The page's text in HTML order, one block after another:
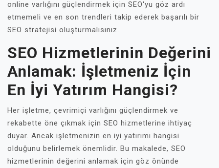
online varlığını güçlendirmek için SEO'yu göz ardı
etmemeli ve en son trendleri takip ederek başarılı bir
SEO stratejisi oluşturmalısınız.
SEO Hizmetlerinin Değerini
Anlamak: İşletmeniz İçin
En İyi Yatırım Hangisi?
Her işletme, çevrimiçi varlığını güçlendirmek ve
rekabette öne çıkmak için SEO hizmetlerine ihtiyaç
duyar. Ancak işletmenizin en iyi yatırımı hangisi
olduğunu belirlemek önemlidir. Bu makalede, SEO
hizmetlerinin değerini anlamak için göz önünde